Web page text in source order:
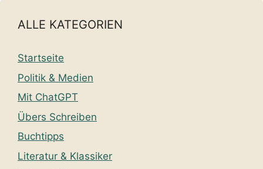
ALLE KATEGORIEN
Startseite
Politik & Medien
Mit ChatGPT
Übers Schreiben
Buchtipps
Literatur & Klassiker